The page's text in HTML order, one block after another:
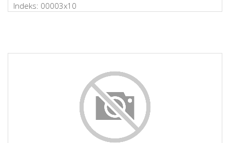
Indeks: 00003x10